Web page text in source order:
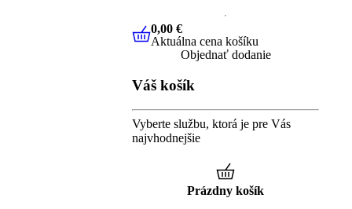
0,00 €Aktuálna cena košíku
0,00 €
Aktuálna cena košíku
Objednať dodanie
Váš košík
Vyberte službu, ktorá je pre Vás
najvhodnejšie
Prázdny košík